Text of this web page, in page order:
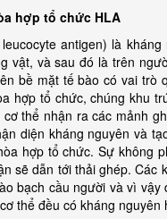
hợp tổ chức HLA
antigen) là kháng
vật, và sau đó là trên
bề mặt tế bào có vai trò
hợp tổ chức, chúng khu
thể nhận ra các mảnh
diện kháng nguyên và
hợp tổ chức. Sự không
sẽ dẫn tới thải ghép.
bạch cầu người và vì
thể đều có kháng